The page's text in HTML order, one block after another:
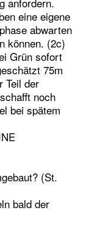
eine eigene
abwarten
können. (2c)
Grün sofort
75m
Teil der
noch
bei spätem
(St.
bald der